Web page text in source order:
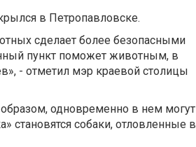
в Петропавловске.
сделает более безопасными
пункт поможет животным, в
- отметил мэр краевой столицы
одновременно в нем могут
становятся собаки, отловленные в